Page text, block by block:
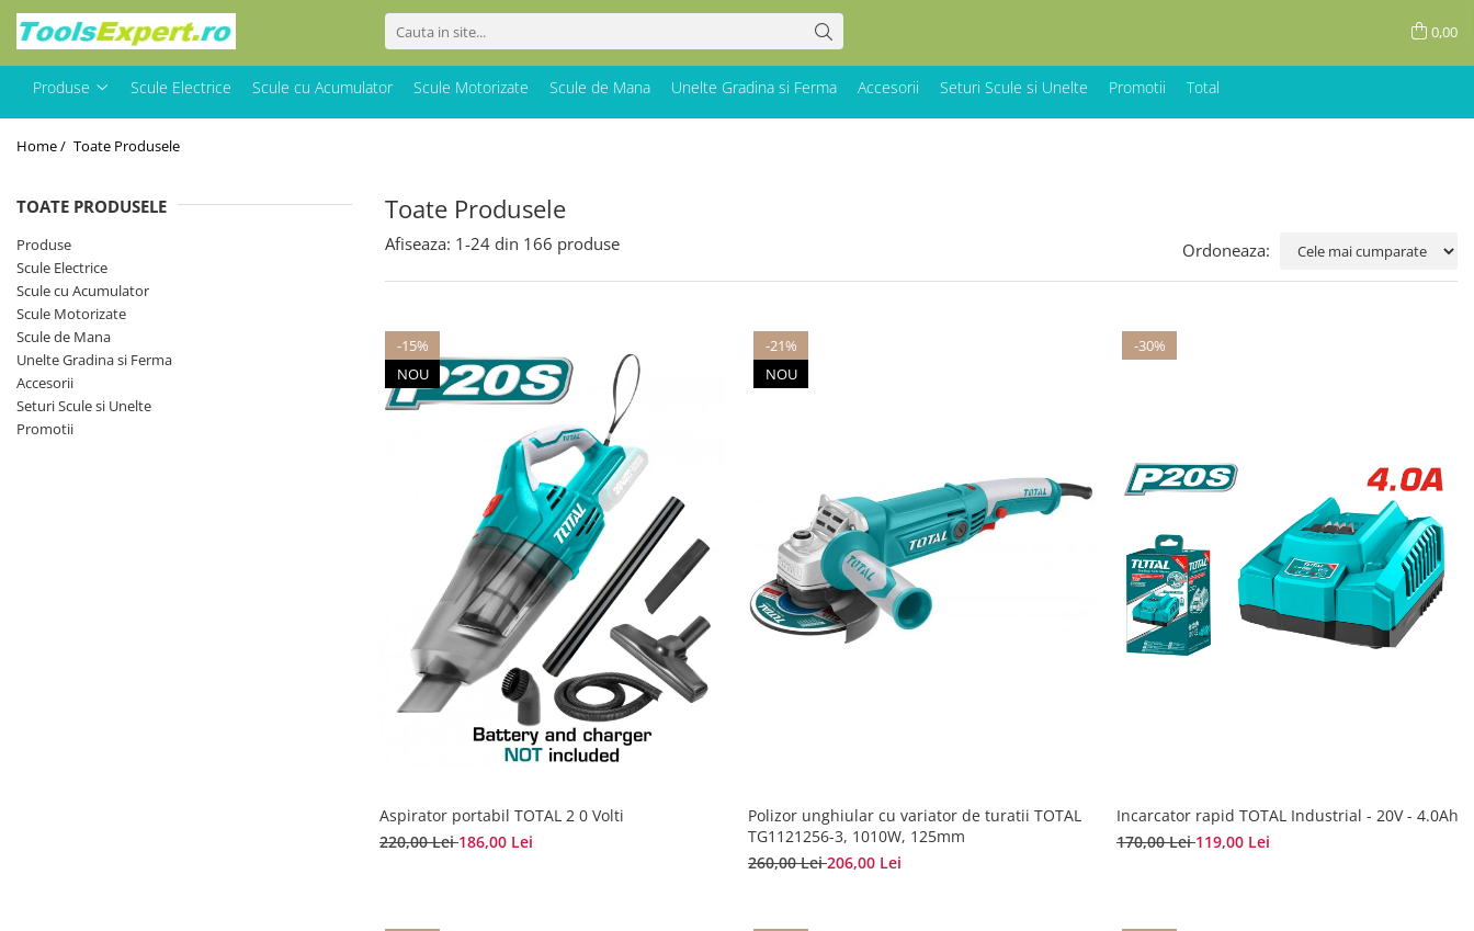
Produse
Total
0,00
Produse Scule Electrice Scule cu Acumulator Scule Motorizate Scule de Mana Unelte Gradina si Ferma Accesorii Seturi Scule si Unelte Promotii Total
Home / Toate Produsele
Toate Produsele
TOATE PRODUSELE
Produse
Scule Electrice
Scule cu Acumulator
Scule Motorizate
Scule de Mana
Unelte Gradina si Ferma
Accesorii
Seturi Scule si Unelte
Promotii
Afiseaza: 1-24 din 166 produse Ordoneaza:
-15%
NOU
Aspirator portabil TOTAL 2 0 Volti
220,00 Lei186,00 Lei
-21%
NOU
Polizor unghiular cu variator de turatii TOTAL
TG1121256-3, 1010W, 125mm
260,00 Lei206,00 Lei
-30%
Incarcator rapid TOTAL Industrial - 20V - 4.0Ah
170,00 Lei119,00 Lei